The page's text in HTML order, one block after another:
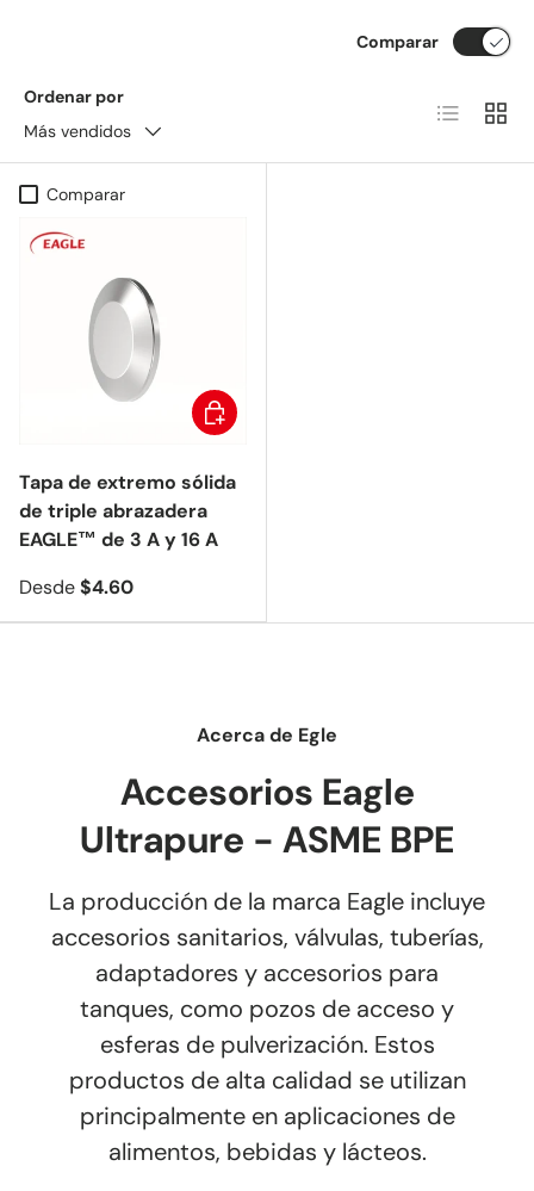
Ordenar por
Más vendidos
Comparar
Lista
Comparar
Tapa de extremo sólida
de triple abrazadera
EAGLE™ de 3 A y 16 A
Desde$4.60
Elegir opciones
Acerca de Egle
Accesorios Eagle
Ultrapure - ASME BPE
La producción de la marca Eagle incluye
accesorios sanitarios, válvulas, tuberías,
adaptadores y accesorios para
tanques, como pozos de acceso y
esferas de pulverización. Estos
productos de alta calidad se utilizan
principalmente en aplicaciones de
alimentos, bebidas y lácteos.